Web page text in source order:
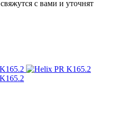
с вами и уточнят